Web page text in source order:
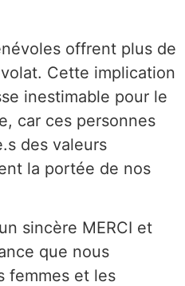
offrent plus de
Cette implication
inestimable pour le
car ces personnes
des valeurs
la portée de nos
sincère MERCI et
que nous
femmes et les